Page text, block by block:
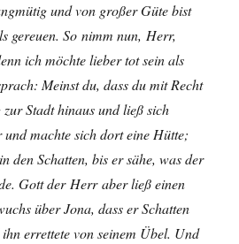
und von großer Güte bist
gereuen. So nimm nun, Herr,
ich möchte lieber tot sein als
Meinst du, dass du mit Recht
Stadt hinaus und ließ sich
machte sich dort eine Hütte;
den Schatten, bis er sähe, was der
Gott der Herr aber ließ einen
über Jona, dass er Schatten
errettete von seinem Übel. Und